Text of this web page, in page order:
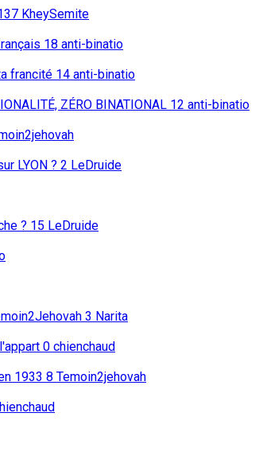
KheySemite
18 anti-binatio
francité 14 anti-binatio
ZÉRO BINATIONAL 12 anti-binatio
LYON ? 2 LeDruide
? 15 LeDruide
3 Narita
0 chienchaud
1933 8 Temoin2jehovah